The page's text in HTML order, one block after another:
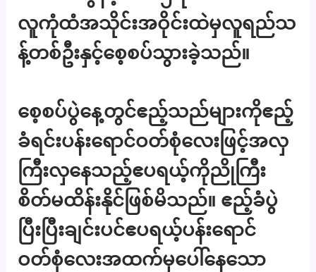
လူကုံထံအသိုင်းအဝိုင်းထဲမှလူရည်သ
န့်တစ်ဦးနှင့်စေ့စပ်သွားခဲ့သည်။
စေ့စပ်ပွဲနေ့တွင်ဧည့်သည်များကိုဧည့်
ခံရင်းပန်းရောင်ဝတ်စုံလေးဖြင့်အလှ
ကြီးလှနေသည့်ဧပရယ့်ကိုညိုကြီး
စိတ်မထိန်းနိုင်ဖြစ်မိသည်။ ဧည့်ခံပွဲ
ပြီးပြီးချင်းပင်ဧပရယ့်ပန်းရောင်
ဝတ်စုံလေးအထက်မှပေါ်နေသော